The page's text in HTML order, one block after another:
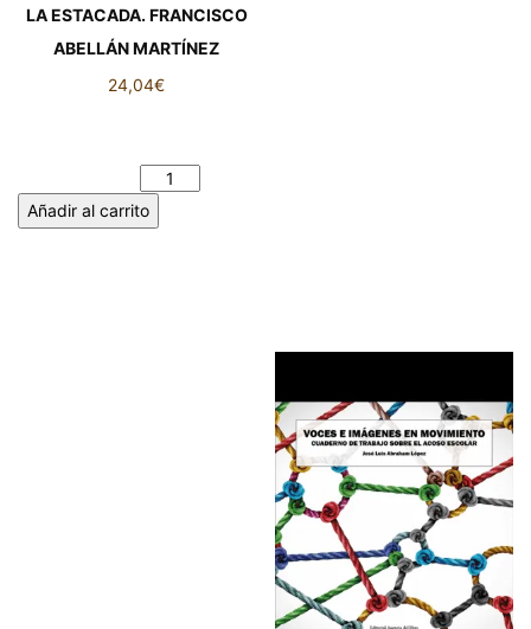
LA ESTACADA. FRANCISCO
ABELLÁN MARTÍNEZ
24,04€
Añadir al carrito